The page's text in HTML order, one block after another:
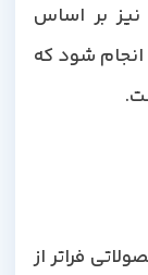
بر اساس
شود که
فراتر از